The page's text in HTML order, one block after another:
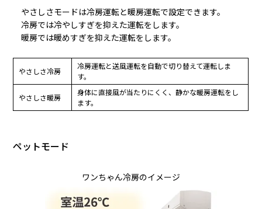
やさしさモードは冷房運転と暖房運転で設定できます。
冷房では冷やしすぎを抑えた運転をします。
暖房では暖めすぎを抑えた運転をします。
やさしさ冷房
冷房運転と送風運転を自動で切り替えて運転しま
す。
やさしさ暖房
身体に直接風が当たりにくく、静かな暖房運転をし
ます。
ペットモード
ワンちゃん冷房のイメージ